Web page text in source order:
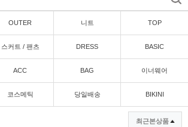
OUTER 니트 TOP
스커트 / 팬츠 DRESS BASIC
ACC BAG 이너웨어
코스메틱 당일배송 BIKINI
최근본상품